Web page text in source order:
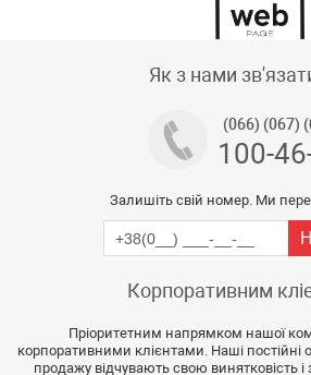
Як з нами
(066) (067)
100-
Залишіть свій номер. Ми
Корпоративним
Пріоритетним напрямком нашої
корпоративними клієнтами. Наші постійні
продажу відчувають свою винятковість